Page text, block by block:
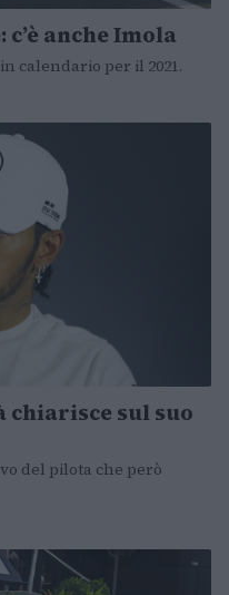
anche Imola
calendario per il 2021.
chiarisce sul suo
del pilota che però